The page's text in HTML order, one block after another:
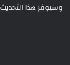
وسيوفر هذا